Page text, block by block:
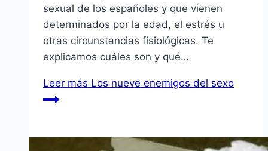
sexual de los españoles y que vienen
determinados por la edad, el estrés u
otras circunstancias fisiológicas. Te
explicamos cuáles son y qué…
Leer más Los nueve enemigos del sexo